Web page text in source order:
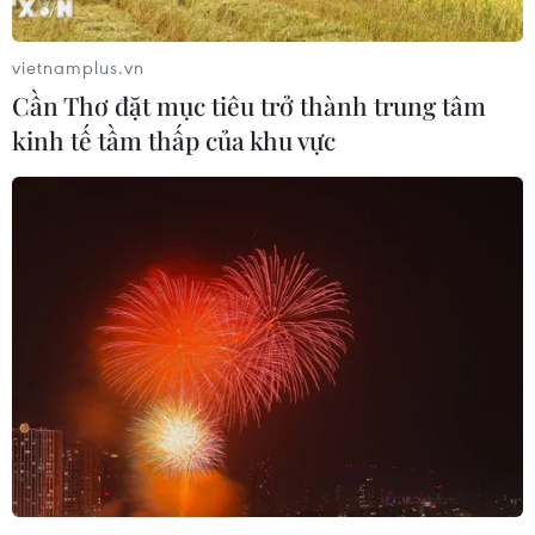
10/08/2026 07:00
doanh vận tải trực tuyến
trên Cổng Dịch vụ công
10/08/2026 05:56
Nam và Trung Quốc trong
hợp tác đầu tư chuỗi cung
ứng
10/08/2026 05:50
vietnamplus.vn
Cần Thơ đặt mục tiêu trở thành trung tâm
kinh tế tầm thấp của khu vực